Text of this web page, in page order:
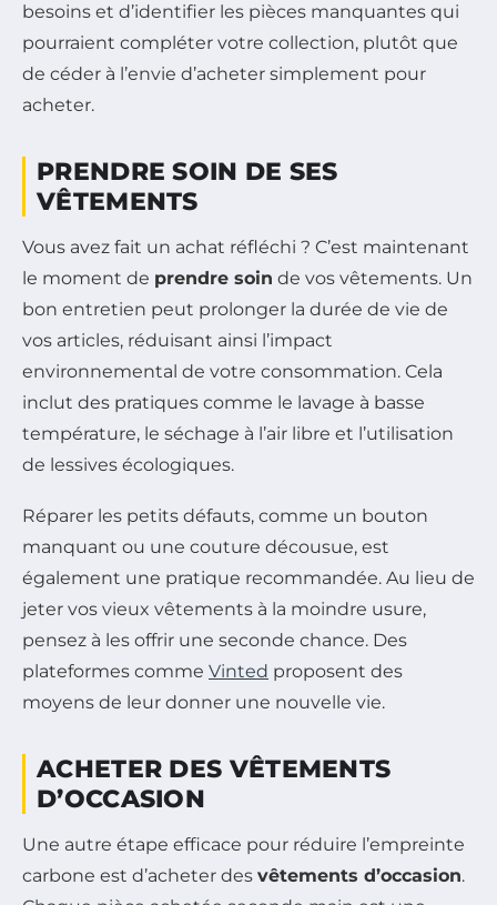
besoins et d’identifier les pièces manquantes qui
pourraient compléter votre collection, plutôt que
de céder à l’envie d’acheter simplement pour
acheter.
PRENDRE SOIN DE SES
VÊTEMENTS
Vous avez fait un achat réfléchi ? C’est maintenant
le moment de prendre soin de vos vêtements. Un
bon entretien peut prolonger la durée de vie de
vos articles, réduisant ainsi l’impact
environnemental de votre consommation. Cela
inclut des pratiques comme le lavage à basse
température, le séchage à l’air libre et l’utilisation
de lessives écologiques.
Réparer les petits défauts, comme un bouton
manquant ou une couture décousue, est
également une pratique recommandée. Au lieu de
jeter vos vieux vêtements à la moindre usure,
pensez à les offrir une seconde chance. Des
plateformes comme Vinted proposent des
moyens de leur donner une nouvelle vie.
ACHETER DES VÊTEMENTS
D’OCCASION
Une autre étape efficace pour réduire l’empreinte
carbone est d’acheter des vêtements d’occasion.